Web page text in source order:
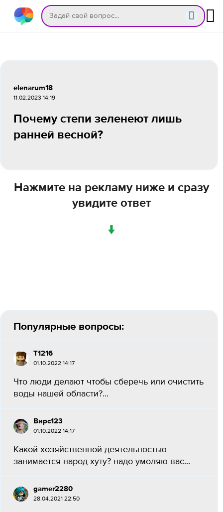
elenarum18
11.02.2023 14:19
Почему степи зеленеют лишь
ранней весной?
Нажмите на рекламу ниже и сразу
увидите ответ
↓
Популярные вопросы:
Т1216
01.10.2022 14:17
Что люди делают чтобы сберечь или очистить
воды нашей области?...
Вирс123
01.10.2022 14:17
Какой хозяйственной деятельностью
занимается народ хуту? надо умоляю вас...
gamer2280
28.04.2021 22:50